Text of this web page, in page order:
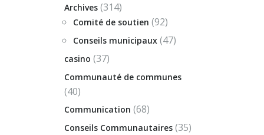
Archives (314)
Comité de soutien (92)
Conseils municipaux (47)
casino (37)
Communauté de communes
(40)
Communication (68)
Conseils Communautaires (35)